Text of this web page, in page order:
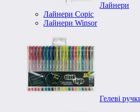
Лайнери
Лайнери Copic
Лайнери Winsor
Гелеві